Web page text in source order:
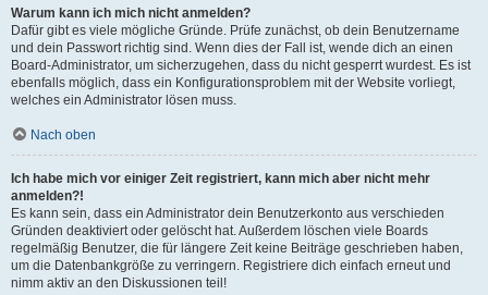
Warum kann ich mich nicht anmelden?
Dafür gibt es viele mögliche Gründe. Prüfe zunächst, ob dein Benutzername
und dein Passwort richtig sind. Wenn dies der Fall ist, wende dich an einen
Board-Administrator, um sicherzugehen, dass du nicht gesperrt wurdest. Es ist
ebenfalls möglich, dass ein Konfigurationsproblem mit der Website vorliegt,
welches ein Administrator lösen muss.
Nach oben
Ich habe mich vor einiger Zeit registriert, kann mich aber nicht mehr
anmelden?!
Es kann sein, dass ein Administrator dein Benutzerkonto aus verschieden
Gründen deaktiviert oder gelöscht hat. Außerdem löschen viele Boards
regelmäßig Benutzer, die für längere Zeit keine Beiträge geschrieben haben,
um die Datenbankgröße zu verringern. Registriere dich einfach erneut und
nimm aktiv an den Diskussionen teil!